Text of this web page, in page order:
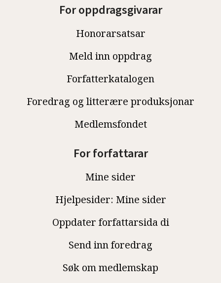
For oppdragsgivarar
Honorarsatsar
Meld inn oppdrag
Forfatterkatalogen
Foredrag og litterære produksjonar
Medlemsfondet
For forfattarar
Mine sider
Hjelpesider: Mine sider
Oppdater forfattarsida di
Send inn foredrag
Søk om medlemskap